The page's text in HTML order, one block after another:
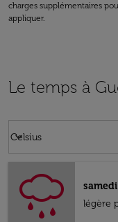
charges supplémentaires
appliquer.
Le temps à
Celsius
keyboard_arrow_down
samedi
légère